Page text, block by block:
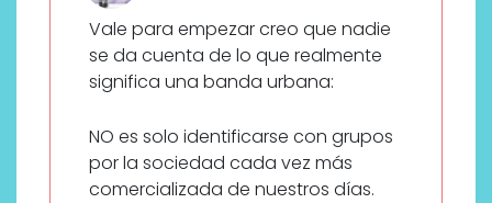
Vale para empezar creo que nadie
se da cuenta de lo que realmente
significa una banda urbana:
NO es solo identificarse con grupos
por la sociedad cada vez más
comercializada de nuestros días.